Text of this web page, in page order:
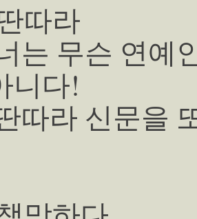
따라
는 무슨 연예
니다!
따라 신문을